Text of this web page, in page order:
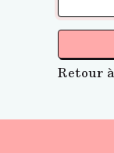
Retour